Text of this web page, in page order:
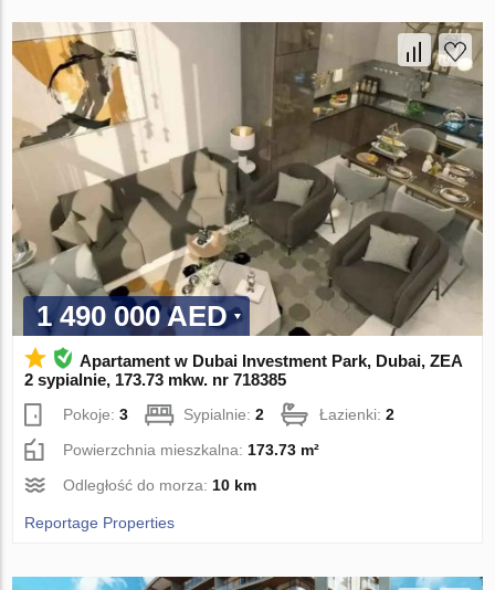
1 490 000 AED
Apartament w Dubai Investment Park, Dubai, ZEA
2 sypialnie, 173.73 mkw. nr 718385
Pokoje:3 Sypialnie:2 Łazienki:2
Powierzchnia mieszkalna: 173.73 m²
Odległość do morza: 10 km
Reportage Properties